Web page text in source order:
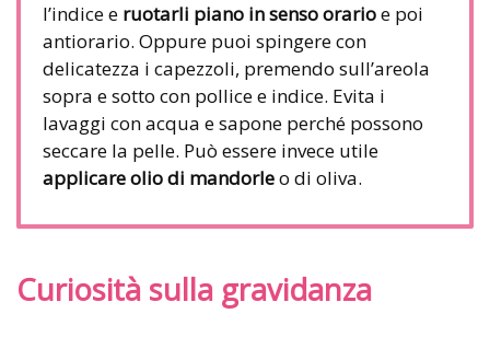
l’indice e ruotarli piano in senso orarioe poi
antiorario. Oppure puoi spingere con
delicatezza i capezzoli, premendo sull’areola
sopra e sotto con pollice e indice. Evita i
lavaggi con acqua e sapone perché possono
seccare la pelle. Può essere invece utile
applicare olio di mandorleo di oliva.
Curiosità sulla gravidanza